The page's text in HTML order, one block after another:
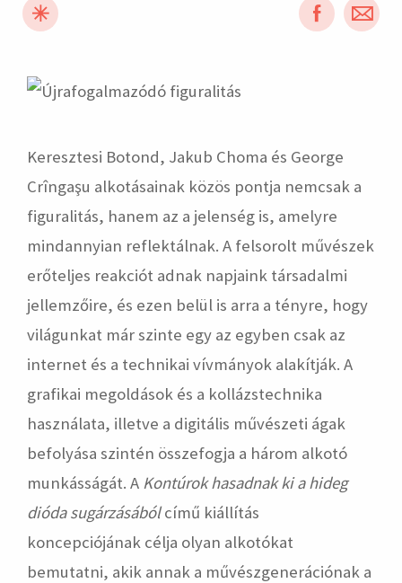
hirdetés
Keresztesi Botond, Jakub Choma és George
Crîngaşu alkotásainak közös pontja nemcsak a
figuralitás, hanem az a jelenség is, amelyre
mindannyian reflektálnak. A felsorolt művészek
erőteljes reakciót adnak napjaink társadalmi
jellemzőire, és ezen belül is arra a tényre, hogy
világunkat már szinte egy az egyben csak az
internet és a technikai vívmányok alakítják. A
grafikai megoldások és a kollázstechnika
használata, illetve a digitális művészeti ágak
befolyása szintén összefogja a három alkotó
munkásságát. A Kontúrok hasadnak ki a hideg
dióda sugárzásábólcímű kiállítás
koncepciójának célja olyan alkotókat
bemutatni, akik annak a művészgenerációnak a